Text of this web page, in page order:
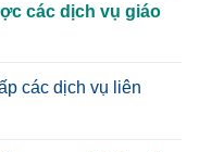
các dịch vụ giáo
các dịch vụ liên